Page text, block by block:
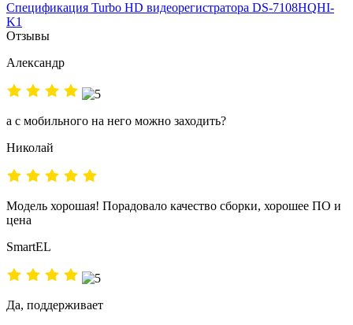
Спецификация Turbo HD видеорегистратора DS-7108HQHI-
K1
Отзывы
Александр
а с мобильного на него можно заходить?
Николай
Модель хорошая! Порадовало качество сборки, хорошее ПО и
цена
SmartEL
Да, поддерживает